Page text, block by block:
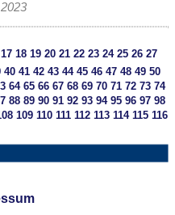
17 18 19 20 21 22 23 24 25 26 27
40 41 42 43 44 45 46 47 48 49 50
64 65 66 67 68 69 70 71 72 73 74
88 89 90 91 92 93 94 95 96 97 98
109 110 111 112 113 114 115 116